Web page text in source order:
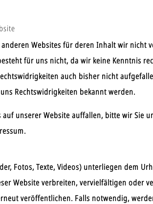
anderen Websites für deren Inhalt wir nicht
für uns nicht, da wir keine Kenntnis
auch bisher nicht
Rechtswidrigkeiten bekannt werden.
unserer Website auffallen, bitte wir Sie
Fotos, Texte, Videos) unterliegen dem
Website verbreiten, vervielfältigen oder
veröffentlichen. Falls notwendig,